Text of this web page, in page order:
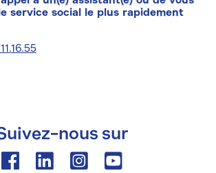
service social le plus rapidement
nous sur
FacebookLinkedinInstagramYoutube